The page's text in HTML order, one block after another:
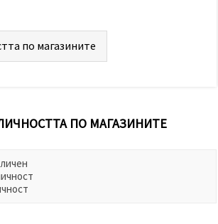
по магазините
ПО МАГАЗИНИТЕ